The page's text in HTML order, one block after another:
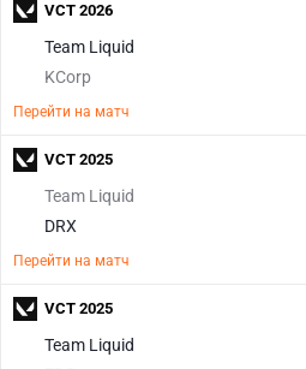
Team Liquid
KCorp
Перейти на матч
VCT 2026
Team Liquid
DRX
Перейти на матч
VCT 2025
Team Liquid
VCT 2025